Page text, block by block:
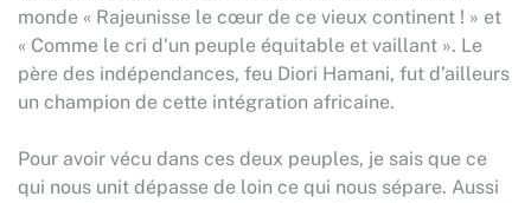
monde « Rajeunisse le cœur de ce vieux continent ! » et
« Comme le cri d'un peuple équitable et vaillant ». Le
père des indépendances, feu Diori Hamani, fut d’ailleurs
un champion de cette intégration africaine.
Pour avoir vécu dans ces deux peuples, je sais que ce
qui nous unit dépasse de loin ce qui nous sépare. Aussi